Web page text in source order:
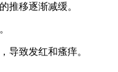
推移逐渐减缓。
导致发红和瘙痒。